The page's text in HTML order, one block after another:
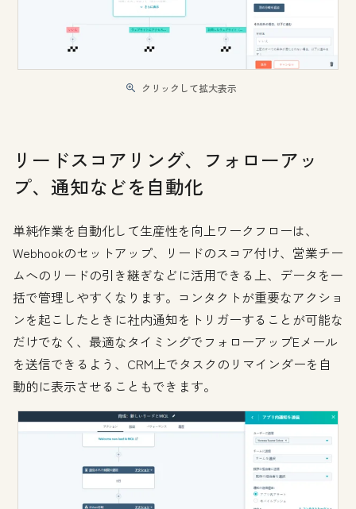
クリックして拡大表示
リードスコアリング、フォローアッ
プ、通知などを自動化
単純作業を自動化して生産性を向上ワークフローは、
Webhookのセットアップ、リードのスコア付け、営業チー
ムへのリードの引き継ぎなどに活用できる上、データを一
括で管理しやすくなります。コンタクトが重要なアクショ
ンを起こしたときに社内通知をトリガーすることが可能な
だけでなく、最適なタイミングでフォローアップEメール
を送信できるよう、CRM上でタスクのリマインダーを自
動的に表示させることもできます。